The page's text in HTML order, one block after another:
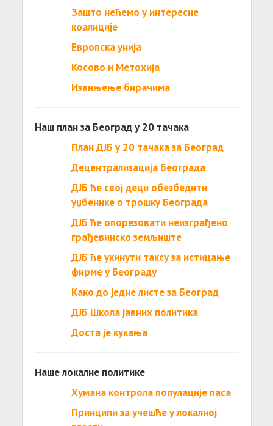
Зашто нећемо у интересне
коалиције
Европска унија
Косово и Метохија
Извињење бирачима
Наш план за Београд у 20 тачака
План ДЈБ у 20 тачака за Београд
Децентрализација Београда
ДЈБ ће свој деци обезбедити
уџбенике о трошку Београда
ДЈБ ће опорезовати неизграђено
грађевинско земљиште
ДЈБ ће укинути таксу за истицање
фирме у Београду
Како до једне листе за Београд
ДЈБ Школа јавних политика
Доста је кукања
Наше локалне политике
Хумана контрола популације паса
Принципи за учешће у локалној